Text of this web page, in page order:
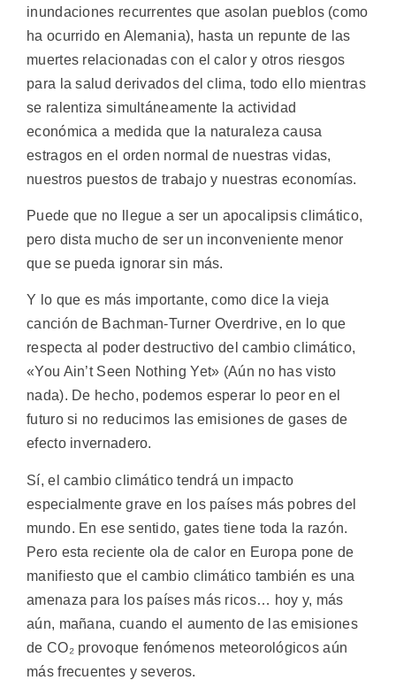
inundaciones recurrentes que asolan pueblos (como
ha ocurrido en Alemania), hasta un repunte de las
muertes relacionadas con el calor y otros riesgos
para la salud derivados del clima, todo ello mientras
se ralentiza simultáneamente la actividad
económica a medida que la naturaleza causa
estragos en el orden normal de nuestras vidas,
nuestros puestos de trabajo y nuestras economías.
Puede que no llegue a ser un apocalipsis climático,
pero dista mucho de ser un inconveniente menor
que se pueda ignorar sin más.
Y lo que es más importante, como dice la vieja
canción de Bachman-Turner Overdrive, en lo que
respecta al poder destructivo del cambio climático,
«You Ain’t Seen Nothing Yet» (Aún no has visto
nada). De hecho, podemos esperar lo peor en el
futuro si no reducimos las emisiones de gases de
efecto invernadero.
Sí, el cambio climático tendrá un impacto
especialmente grave en los países más pobres del
mundo. En ese sentido, gates tiene toda la razón.
Pero esta reciente ola de calor en Europa pone de
manifiesto que el cambio climático también es una
amenaza para los países más ricos… hoy y, más
aún, mañana, cuando el aumento de las emisiones
de CO₂ provoque fenómenos meteorológicos aún
más frecuentes y severos.